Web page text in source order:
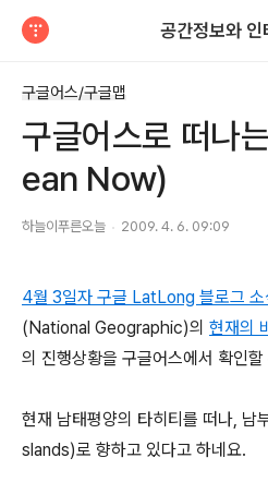
공간정보와 인
구글어스/구글맵
구글어스로 떠나
ean Now)
하늘이푸른오늘 2009. 4. 6. 09:09
4월 3일자 구글 LatLong 블로그 소
(National Geographic)의 현재의
의 진행상황을 구글어스에서 확인
현재 남태평양의 타히티를 떠나,
slands)로 향하고 있다고 하네요.